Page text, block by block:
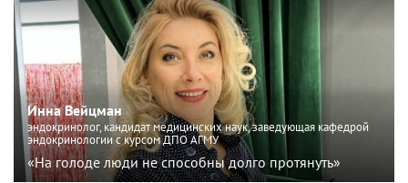
Инна Вейцман
эндокринолог, кандидат медицинских наук, заведующая кафедрой
эндокринологии с курсом ДПО АГМУ
«На голоде люди не способны долго протянуть»